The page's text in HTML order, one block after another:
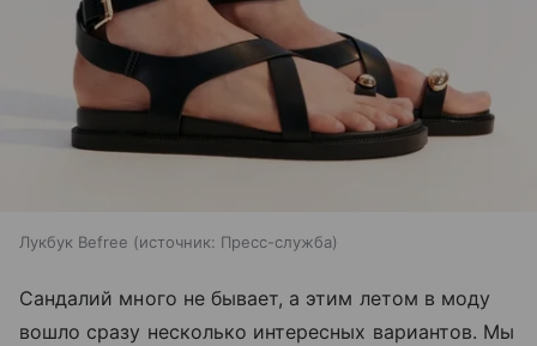
Лукбук Befree источник: Пресс-служба
Сандалий много не бывает, а этим летом в моду
вошло сразу несколько интересных вариантов. Мы